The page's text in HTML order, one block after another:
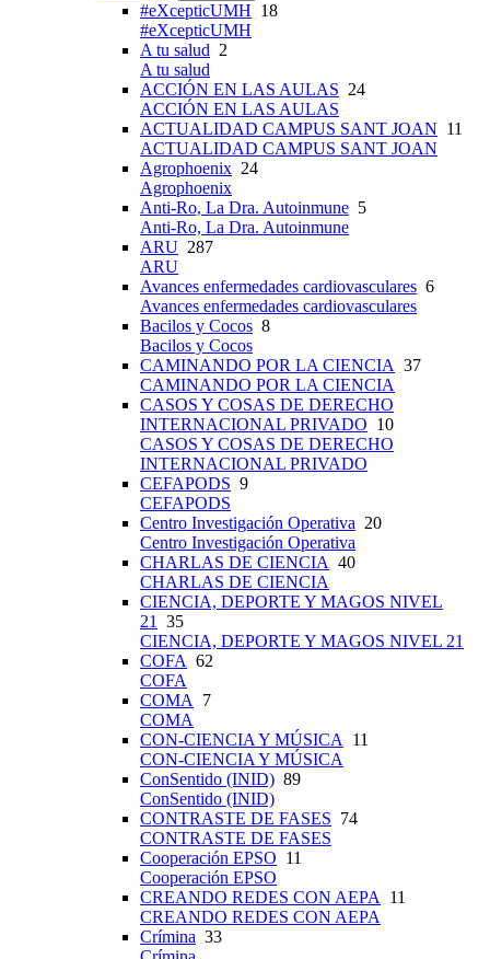
#eXcepticUMH 18
#eXcepticUMH
A tu salud 2
A tu salud
ACCIÓN EN LAS AULAS 24
ACCIÓN EN LAS AULAS
ACTUALIDAD CAMPUS SANT JOAN 11
ACTUALIDAD CAMPUS SANT JOAN
Agrophoenix 24
Agrophoenix
Anti-Ro, La Dra. Autoinmune 5
Anti-Ro, La Dra. Autoinmune
ARU 287
ARU
Avances enfermedades cardiovasculares 6
Avances enfermedades cardiovasculares
Bacilos y Cocos 8
Bacilos y Cocos
CAMINANDO POR LA CIENCIA 37
CAMINANDO POR LA CIENCIA
CASOS Y COSAS DE DERECHO
INTERNACIONAL PRIVADO 10
CASOS Y COSAS DE DERECHO
INTERNACIONAL PRIVADO
CEFAPODS 9
CEFAPODS
Centro Investigación Operativa 20
Centro Investigación Operativa
CHARLAS DE CIENCIA 40
CHARLAS DE CIENCIA
CIENCIA, DEPORTE Y MAGOS NIVEL
21 35
CIENCIA, DEPORTE Y MAGOS NIVEL 21
COFA 62
COFA
COMA 7
COMA
CON-CIENCIA Y MÚSICA 11
CON-CIENCIA Y MÚSICA
ConSentido (INID) 89
ConSentido (INID)
CONTRASTE DE FASES 74
CONTRASTE DE FASES
Cooperación EPSO 11
Cooperación EPSO
CREANDO REDES CON AEPA 11
CREANDO REDES CON AEPA
Crímina 33